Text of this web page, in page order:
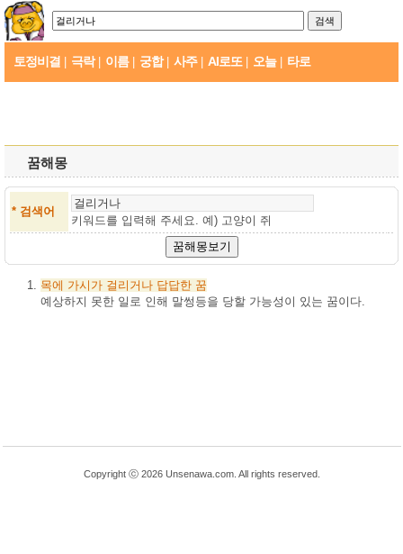
토정비결 극락 이름 궁합 사주 AI로또 오늘 타로
꿈해몽
* 검색어
키워드를 입력해 주세요. 예) 고양이 쥐
목에 가시가 걸리거나 답답한 꿈
예상하지 못한 일로 인해 말썽등을 당할 가능성이 있는 꿈이다.
Copyright ⓒ 2026 Unsenawa.com. All rights reserved.